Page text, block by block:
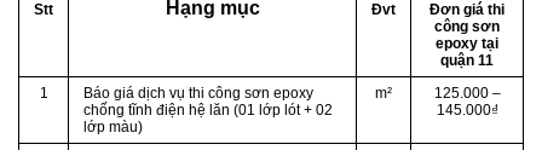
Stt Hạng mục Đvt
Đơn giá thi
công sơn
epoxy tại
quận 11
1
Báo giá dịch vụ thi công sơn epoxy
chống tĩnh điện hệ lăn (01 lớp lót + 02
lớp màu)
m²
125.000 –
145.000₫